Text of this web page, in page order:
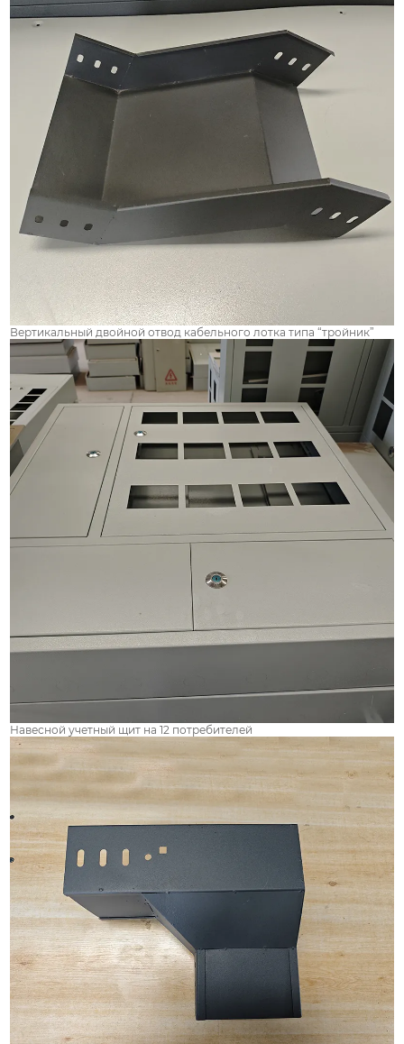
Вертикальный двойной отвод кабельного лотка типа “тройник”
Навесной учетный щит на 12 потребителей